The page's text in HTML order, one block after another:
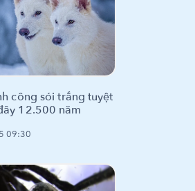
công sói trắng tuyệt
12.500 năm
09:30